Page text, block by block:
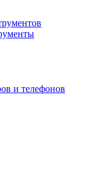
и телефонов